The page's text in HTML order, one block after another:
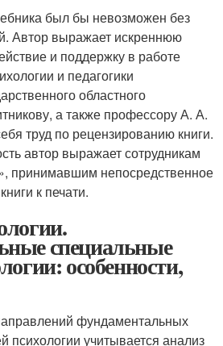
был бы невозможен без
Автор выражает искреннюю
и поддержку в работе
и педагогики
областного
а также профессору А. А.
труд по рецензированию книги.
автор выражает сотрудникам
принимавшим непосредственное
к печати.
специальные
особенности,
фундаментальных
психологии учитывается анализ